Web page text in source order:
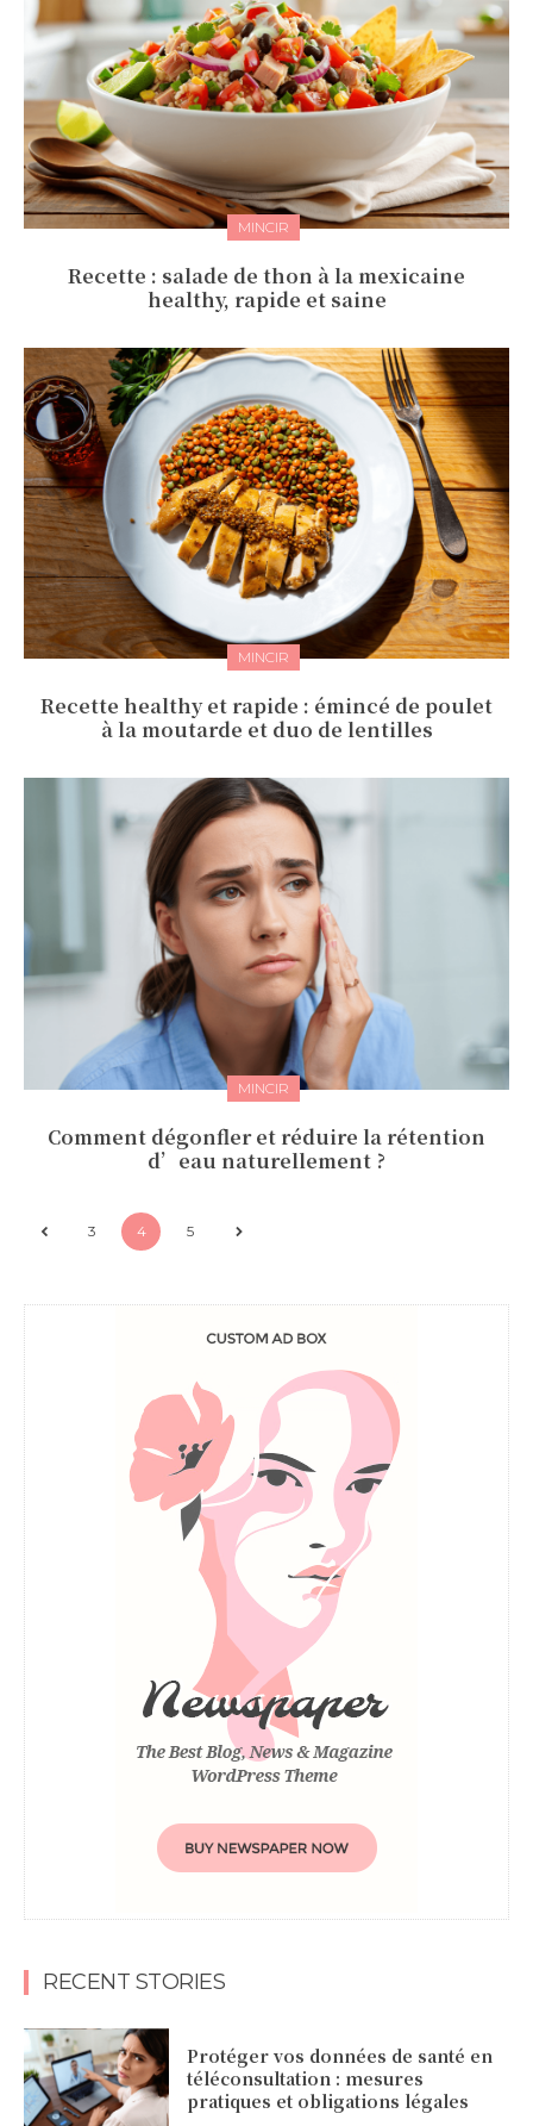
MINCIR
Recette : salade de thon à la mexicaine
healthy, rapide et saine
MINCIR
Recette healthy et rapide : émincé de poulet
à la moutarde et duo de lentilles
MINCIR
Comment dégonfler et réduire la rétention
d’eau naturellement ?
3 4 5
RECENT STORIES
Protéger vos données de santé en
téléconsultation : mesures
pratiques et obligations légales